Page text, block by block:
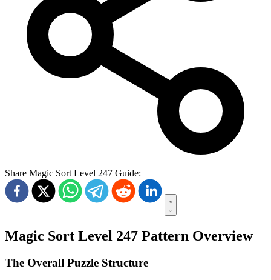
Share Magic Sort Level 247 Guide:
Magic Sort Level 247 Pattern Overview
The Overall Puzzle Structure